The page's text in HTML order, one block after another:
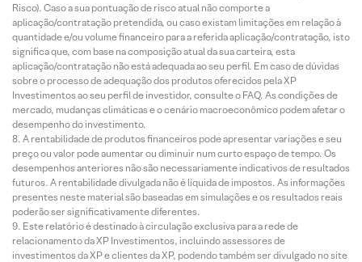
Risco). Caso a sua pontuação de risco atual não comporte a
aplicação/contratação pretendida, ou caso existam limitações em relação à
quantidade e/ou volume financeiro para a referida aplicação/contratação, isto
significa que, com base na composição atual da sua carteira, esta
aplicação/contratação não está adequada ao seu perfil. Em caso de dúvidas
sobre o processo de adequação dos produtos oferecidos pela XP
Investimentos ao seu perfil de investidor, consulte o FAQ. As condições de
mercado, mudanças climáticas e o cenário macroeconômico podem afetar o
desempenho do investimento.
A rentabilidade de produtos financeiros pode apresentar variações e seu
preço ou valor pode aumentar ou diminuir num curto espaço de tempo. Os
desempenhos anteriores não são necessariamente indicativos de resultados
futuros. A rentabilidade divulgada não é líquida de impostos. As informações
presentes neste material são baseadas em simulações e os resultados reais
poderão ser significativamente diferentes.
Este relatório é destinado à circulação exclusiva para a rede de
relacionamento da XP Investimentos, incluindo assessores de
investimentos da XP e clientes da XP, podendo também ser divulgado no site